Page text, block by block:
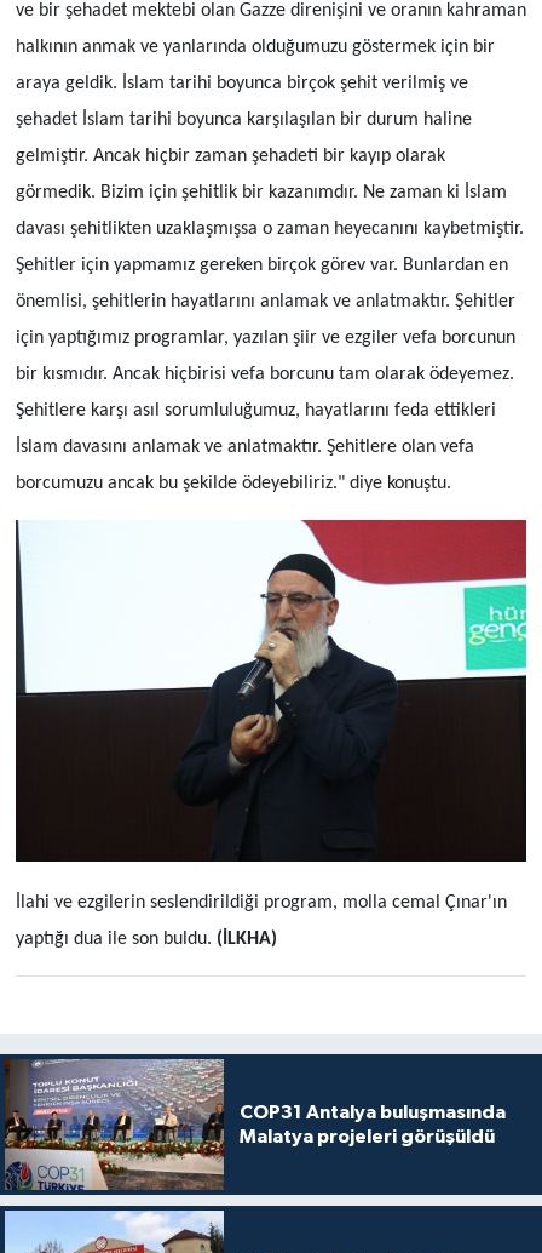
ve bir şehadet mektebi olan Gazze direnişini ve oranın kahraman
halkının anmak ve yanlarında olduğumuzu göstermek için bir
araya geldik. İslam tarihi boyunca birçok şehit verilmiş ve
şehadet İslam tarihi boyunca karşılaşılan bir durum haline
gelmiştir. Ancak hiçbir zaman şehadeti bir kayıp olarak
görmedik. Bizim için şehitlik bir kazanımdır. Ne zaman ki İslam
davası şehitlikten uzaklaşmışsa o zaman heyecanını kaybetmiştir.
Şehitler için yapmamız gereken birçok görev var. Bunlardan en
önemlisi, şehitlerin hayatlarını anlamak ve anlatmaktır. Şehitler
için yaptığımız programlar, yazılan şiir ve ezgiler vefa borcunun
bir kısmıdır. Ancak hiçbirisi vefa borcunu tam olarak ödeyemez.
Şehitlere karşı asıl sorumluluğumuz, hayatlarını feda ettikleri
İslam davasını anlamak ve anlatmaktır. Şehitlere olan vefa
borcumuzu ancak bu şekilde ödeyebiliriz." diye konuştu.
İlahi ve ezgilerin seslendirildiği program, molla cemal Çınar'ın
yaptığı dua ile son buldu. (İLKHA)
COP31 Antalya buluşmasında
Malatya projeleri görüşüldü